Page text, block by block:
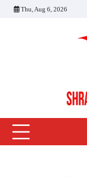
Thu, Aug 6, 2026